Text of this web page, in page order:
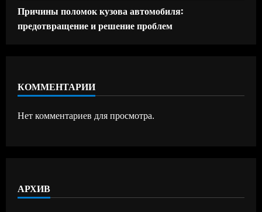
Причины поломок кузова автомобиля:
предотвращение и решение проблем
КОММЕНТАРИИ
Нет комментариев для просмотра.
АРХИВ